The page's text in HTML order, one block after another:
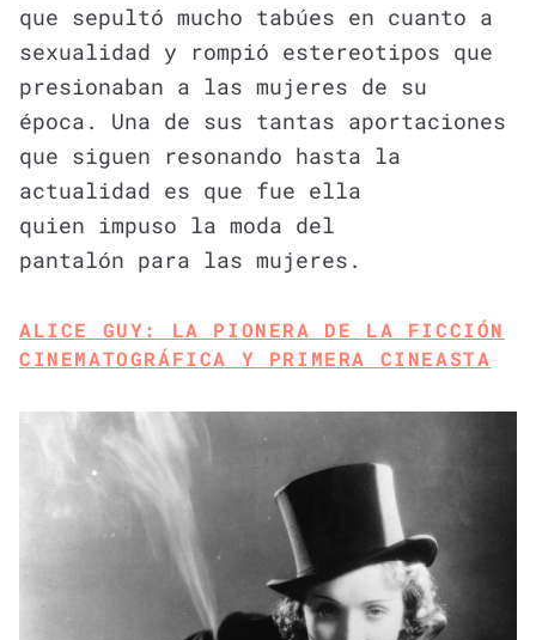
que sepultó mucho tabúes en cuanto a
sexualidad y rompió estereotipos que
presionaban a las mujeres de su
época. Una de sus tantas aportaciones
que siguen resonando hasta la
actualidad es que fue ella
quien impuso la moda del
pantalón para las mujeres.
ALICE GUY: LA PIONERA DE LA FICCIÓN
CINEMATOGRÁFICA Y PRIMERA CINEASTA